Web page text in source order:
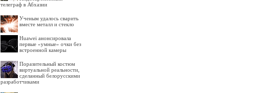
телеграф в Абхазии
Ученым удалось сварить
вместе металл и стекло
Huawei анонсировала
первые «умные» очки без
встроенной камеры
Поразительный костюм
виртуальной реальности,
сделанный белорусскими
разработчиками